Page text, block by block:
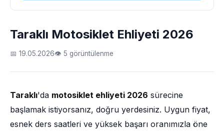
Taraklı Motosiklet Ehliyeti 2026
📅 19.05.2026👁 5 görüntülenme
Taraklı'da motosiklet ehliyeti 2026 sürecine
başlamak istiyorsanız, doğru yerdesiniz. Uygun fiyat,
esnek ders saatleri ve yüksek başarı oranımızla öne